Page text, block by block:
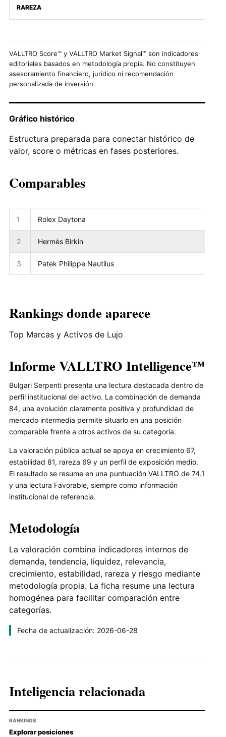
RAREZA
VALLTRO Score™ y VALLTRO Market Signal™ son indicadores
editoriales basados en metodología propia. No constituyen
asesoramiento financiero, jurídico ni recomendación
personalizada de inversión.
Gráfico histórico
Estructura preparada para conectar histórico de
valor, score o métricas en fases posteriores.
Comparables
1 Rolex Daytona
2 Hermès Birkin
3 Patek Philippe Nautilus
Rankings donde aparece
Top Marcas y Activos de Lujo
Informe VALLTRO Intelligence™
Bulgari Serpenti presenta una lectura destacada dentro de
perfil institucional del activo. La combinación de demanda
84, una evolución claramente positiva y profundidad de
mercado intermedia permite situarlo en una posición
comparable frente a otros activos de su categoría.
La valoración pública actual se apoya en crecimiento 67,
estabilidad 81, rareza 69 y un perfil de exposición medio.
El resultado se resume en una puntuación VALLTRO de 74.1
y una lectura Favorable, siempre como información
institucional de referencia.
Metodología
La valoración combina indicadores internos de
demanda, tendencia, liquidez, relevancia,
crecimiento, estabilidad, rareza y riesgo mediante
metodología propia. La ficha resume una lectura
homogénea para facilitar comparación entre
categorías.
Fecha de actualización: 2026-06-28
Inteligencia relacionada
RANKINGS
Explorar posiciones